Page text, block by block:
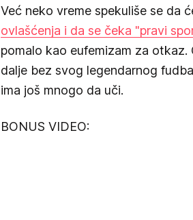
Već neko vreme spekuliše se da
ovlašćenja i da se čeka "pravi
pomalo kao eufemizam za
dalje bez svog legendarnog
ima još mnogo da uči.
BONUS VIDEO: